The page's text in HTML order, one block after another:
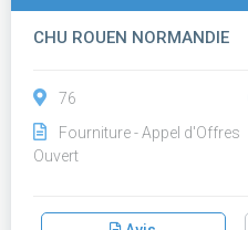
CHU ROUEN NORMANDIE
76
Fourniture - Appel d'Offres
Ouvert